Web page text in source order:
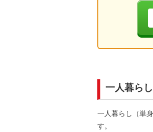
一人暮ら
一人暮らし（単
す。